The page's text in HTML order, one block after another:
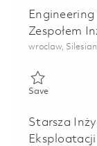
Zespołem
Location
wroclaw,
SaveSave
Starsza